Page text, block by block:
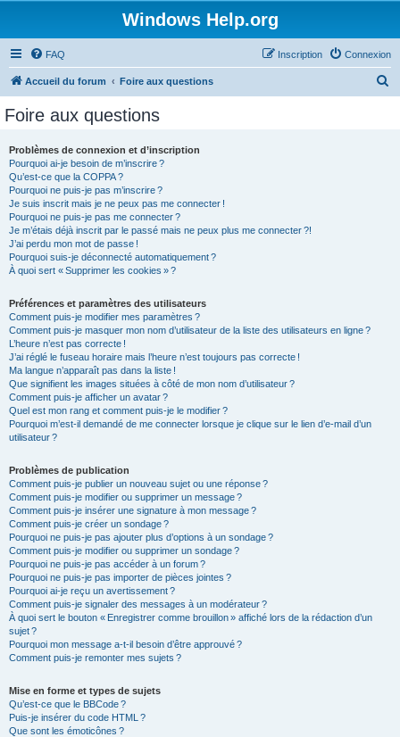
Windows Help.org
FAQ Connexion
Inscription
Accueil du forum Foire aux questions
Foire aux questions
Problèmes de connexion et d’inscription
Pourquoi ai-je besoin de m’inscrire ?
Qu’est-ce que la COPPA ?
Pourquoi ne puis-je pas m’inscrire ?
Je suis inscrit mais je ne peux pas me connecter !
Pourquoi ne puis-je pas me connecter ?
Je m’étais déjà inscrit par le passé mais ne peux plus me connecter ?!
J’ai perdu mon mot de passe !
Pourquoi suis-je déconnecté automatiquement ?
À quoi sert « Supprimer les cookies » ?
Préférences et paramètres des utilisateurs
Comment puis-je modifier mes paramètres ?
Comment puis-je masquer mon nom d’utilisateur de la liste des utilisateurs en ligne ?
L’heure n’est pas correcte !
J’ai réglé le fuseau horaire mais l’heure n’est toujours pas correcte !
Ma langue n’apparaît pas dans la liste !
Que signifient les images situées à côté de mon nom d’utilisateur ?
Comment puis-je afficher un avatar ?
Quel est mon rang et comment puis-je le modifier ?
Pourquoi m’est-il demandé de me connecter lorsque je clique sur le lien d’e-mail d’un
utilisateur ?
Problèmes de publication
Comment puis-je publier un nouveau sujet ou une réponse ?
Comment puis-je modifier ou supprimer un message ?
Comment puis-je insérer une signature à mon message ?
Comment puis-je créer un sondage ?
Pourquoi ne puis-je pas ajouter plus d’options à un sondage ?
Comment puis-je modifier ou supprimer un sondage ?
Pourquoi ne puis-je pas accéder à un forum ?
Pourquoi ne puis-je pas importer de pièces jointes ?
Pourquoi ai-je reçu un avertissement ?
Comment puis-je signaler des messages à un modérateur ?
À quoi sert le bouton « Enregistrer comme brouillon » affiché lors de la rédaction d’un
sujet ?
Pourquoi mon message a-t-il besoin d’être approuvé ?
Comment puis-je remonter mes sujets ?
Mise en forme et types de sujets
Qu’est-ce que le BBCode ?
Puis-je insérer du code HTML ?
Que sont les émoticônes ?